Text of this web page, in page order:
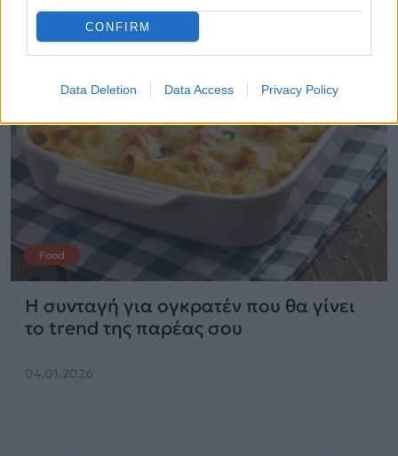
CONFIRM
Data Deletion Data Access Privacy Policy
Food
Η συνταγή για ογκρατέν που θα γίνει
το trend της παρέας σου
04.01.2026